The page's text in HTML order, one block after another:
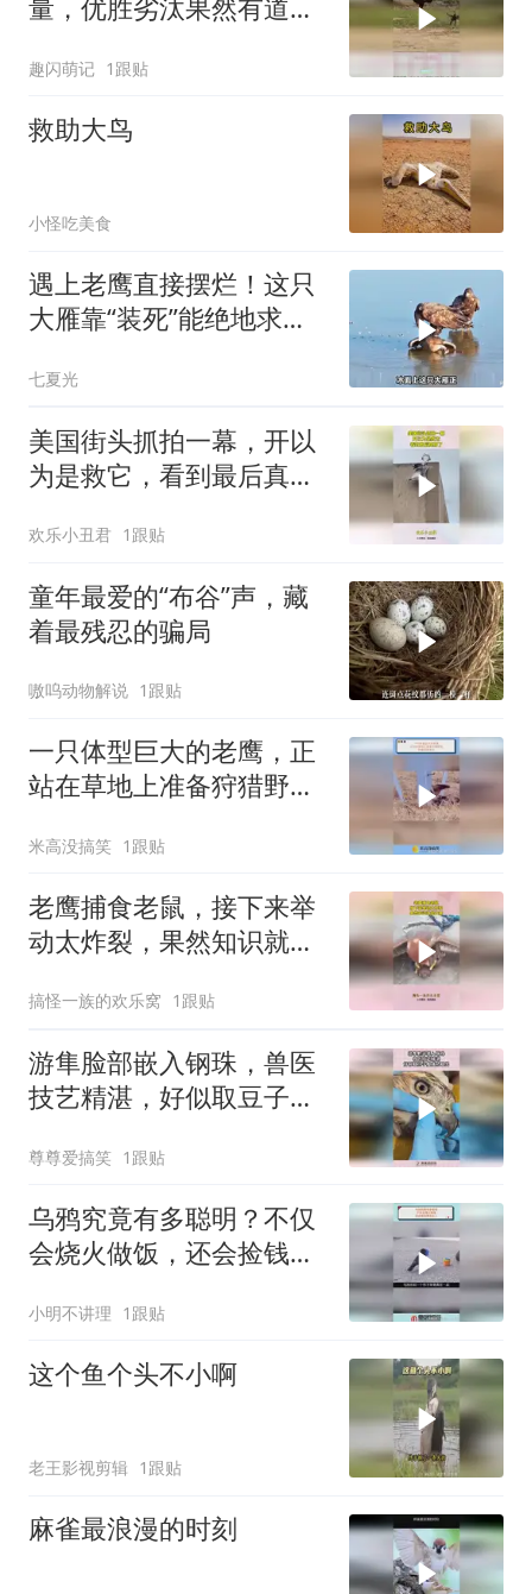
量，优胜劣汰果然有道
趣闪萌记 1跟贴
救助大鸟
小怪吃美食
遇上老鹰直接摆烂！这只
大雁靠“装死”能绝地求生
七夏光
美国街头抓拍一幕，开以
为是救它，看到最后真相
欢乐小丑君 1跟贴
童年最爱的“布谷”声，藏
着最残忍的骗局
嗷呜动物解说 1跟贴
一只体型巨大的老鹰，正
站在草地上准备狩猎野
米高没搞笑 1跟贴
老鹰捕食老鼠，接下来举
动太炸裂，果然知识就是
搞怪一族的欢乐窝 1跟贴
游隼脸部嵌入钢珠，兽医
技艺精湛，好似取豆子般
尊尊爱搞笑 1跟贴
乌鸦究竟有多聪明？不仅
会烧火做饭，还会捡钱养
小明不讲理 1跟贴
这个鱼个头不小啊
老王影视剪辑 1跟贴
麻雀最浪漫的时刻